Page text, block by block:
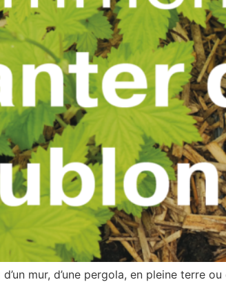
mur, d’une pergola, en pleine terre